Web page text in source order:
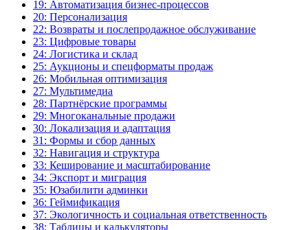
19: Автоматизация бизнес-процессов
20: Персонализация
22: Возвраты и послепродажное обслуживание
23: Цифровые товары
24: Логистика и склад
25: Аукционы и спецформаты продаж
26: Мобильная оптимизация
27: Мультимедиа
28: Партнёрские программы
29: Многоканальные продажи
30: Локализация и адаптация
31: Формы и сбор данных
32: Навигация и структура
33: Кеширование и масштабирование
34: Экспорт и миграция
35: Юзабилити админки
36: Геймификация
37: Экологичность и социальная ответственность
38: Таблицы и калькуляторы